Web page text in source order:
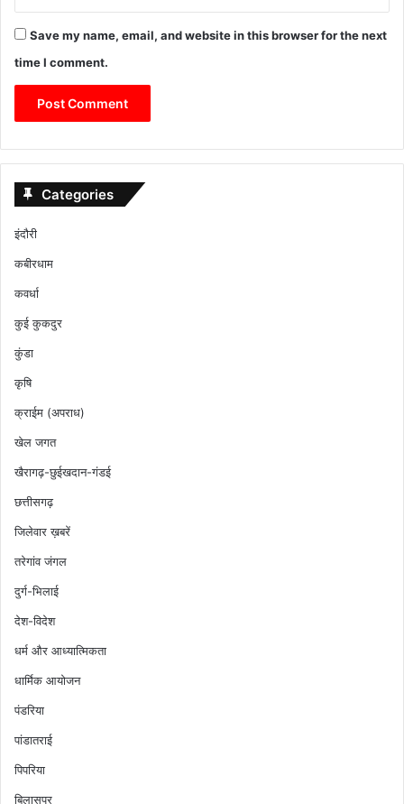
Save my name, email, and website in this browser for the next
time I comment.
Categories
इंदौरी
कबीरधाम
कवर्धा
कुई कुकदुर
कुंडा
कृषि
क्राईम (अपराध)
खेल जगत
खैरागढ़-छुईखदान-गंडई
छत्तीसगढ़
जिलेवार ख़बरें
तरेगांव जंगल
दुर्ग-भिलाई
देश-विदेश
धर्म और आध्यात्मिकता
धार्मिक आयोजन
पंडरिया
पांडातराई
पिपरिया
बिलासपुर